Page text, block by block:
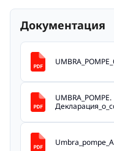
Документация
UMBRA_POMPE.